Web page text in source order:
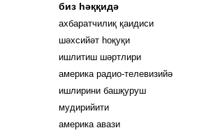
in new window
in new window
in new window
in new window
биз һәққидә
ахбаратчилиқ қаидиси
шәхсийәт һоқуқи
ишлитиш шәртлири
америка радио-телевизийә
ишлирини башқуруш
мудирийити
америка авази